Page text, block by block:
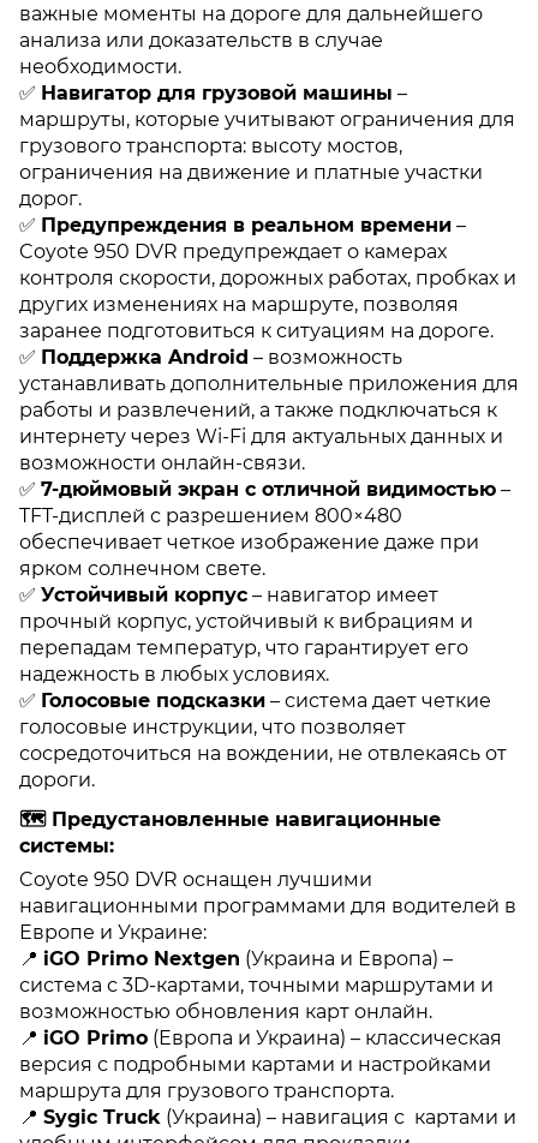
важные моменты на дороге для дальнейшего
анализа или доказательств в случае
необходимости.
✅ Навигатор для грузовой машины –
маршруты, которые учитывают ограничения для
грузового транспорта: высоту мостов,
ограничения на движение и платные участки
дорог.
✅ Предупреждения в реальном времени –
Coyote 950 DVR предупреждает о камерах
контроля скорости, дорожных работах, пробках и
других изменениях на маршруте, позволяя
заранее подготовиться к ситуациям на дороге.
✅ Поддержка Android – возможность
устанавливать дополнительные приложения для
работы и развлечений, а также подключаться к
интернету через Wi-Fi для актуальных данных и
возможности онлайн-связи.
✅ 7-дюймовый экран с отличной видимостью –
TFT-дисплей с разрешением 800×480
обеспечивает четкое изображение даже при
ярком солнечном свете.
✅ Устойчивый корпус – навигатор имеет
прочный корпус, устойчивый к вибрациям и
перепадам температур, что гарантирует его
надежность в любых условиях.
✅ Голосовые подсказки – система дает четкие
голосовые инструкции, что позволяет
сосредоточиться на вождении, не отвлекаясь от
дороги.
🗺 Предустановленные навигационные
системы:
Coyote 950 DVR оснащен лучшими
навигационными программами для водителей в
Европе и Украине:
📍 iGO Primo Nextgen (Украина и Европа) –
система с 3D-картами, точными маршрутами и
возможностью обновления карт онлайн.
📍 iGO Primo (Европа и Украина) – классическая
версия с подробными картами и настройками
маршрута для грузового транспорта.
📍 Sygic Truck (Украина) – навигация с картами и